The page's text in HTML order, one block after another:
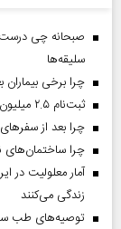
سلیقه‌ها
چرا برخی بیماران
ثبت‌نام ۲.۵ میلیون زائر در سماح | عبور ۱.۷ میلیون نفر از مرز‌های اربعین
چرا بعد از
چرا ساختمان‌های
زندگی می‌کنند
توصیه‌های طب